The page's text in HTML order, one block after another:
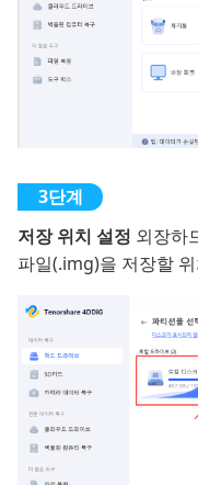
저장 위치 설정 외장하
파일(.img)을 저장할